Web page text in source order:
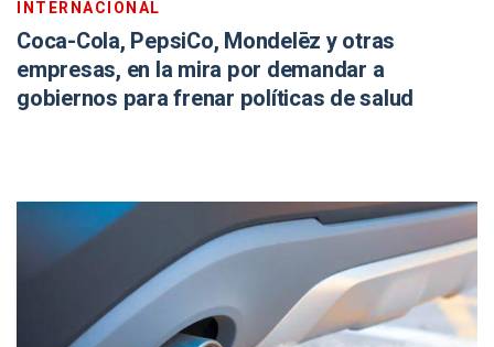
INTERNACIONAL
Coca-Cola, PepsiCo, Mondelēz y otras
empresas, en la mira por demandar a
gobiernos para frenar políticas de salud